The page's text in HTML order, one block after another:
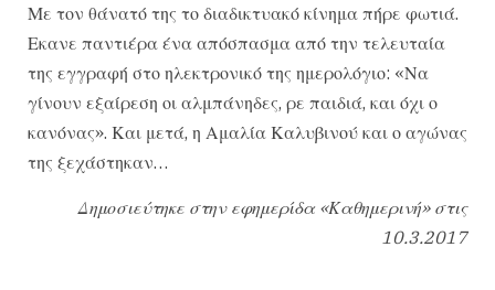
Με τον θάνατό της το διαδικτυακό κίνημα πήρε φωτιά.
Εκανε παντιέρα ένα απόσπασμα από την τελευταία
της εγγραφή στο ηλεκτρονικό της ημερολόγιο: «Να
γίνουν εξαίρεση οι αλμπάνηδες, ρε παιδιά, και όχι ο
κανόνας». Και μετά, η Αμαλία Καλυβινού και ο αγώνας
της ξεχάστηκαν…
Δημοσιεύτηκε στην εφημερίδα «Καθημερινή» στις
10.3.2017